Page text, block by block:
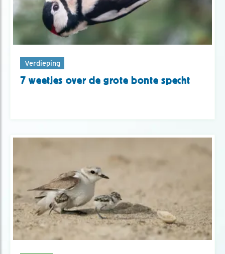
Verdieping
7 weetjes over de grote bonte specht